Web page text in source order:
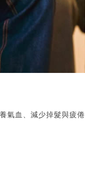
氣血、減少掉髮與疲倦